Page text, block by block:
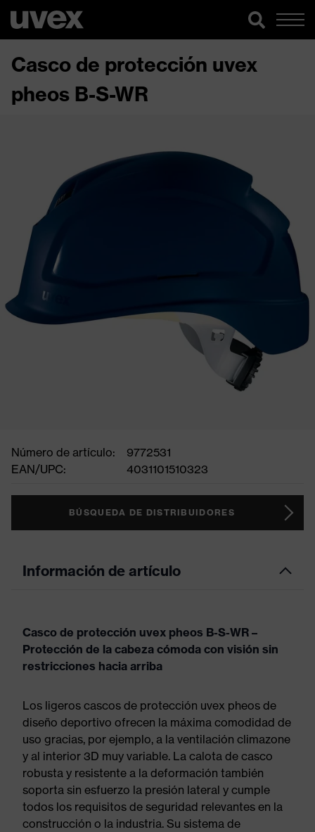
Casco de protección uvex
pheos B-S-WR
Número de artículo:
9772531
EAN/UPC:
4031101510323
BÚSQUEDA DE DISTRIBUIDORES
Información de artículo
Casco de protección uvex pheos B-S-WR –
Protección de la cabeza cómoda con visión sin
restricciones hacia arriba
Los ligeros cascos de protección uvex pheos de
diseño deportivo ofrecen la máxima comodidad de
uso gracias, por ejemplo, a la ventilación climazone
y al interior 3D muy variable. La calota de casco
robusta y resistente a la deformación también
soporta sin esfuerzo la presión lateral y cumple
todos los requisitos de seguridad relevantes en la
construcción o la industria. Su sistema de